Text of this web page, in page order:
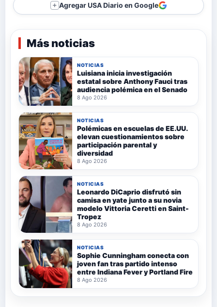
＋ Agregar USA Diario en Google
Más noticias
NOTICIAS
Luisiana inicia investigación
estatal sobre Anthony Fauci tras
audiencia polémica en el Senado
8 Ago 2026
NOTICIAS
Polémicas en escuelas de EE.UU.
elevan cuestionamientos sobre
participación parental y
diversidad
8 Ago 2026
NOTICIAS
Leonardo DiCaprio disfrutó sin
camisa en yate junto a su novia
modelo Vittoria Ceretti en Saint-
Tropez
8 Ago 2026
NOTICIAS
Sophie Cunningham conecta con
joven fan tras partido intenso
entre Indiana Fever y Portland Fire
8 Ago 2026